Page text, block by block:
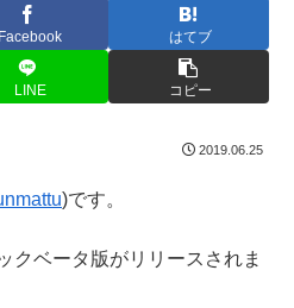
Facebook はてブ
LINE コピー
2019.06.25
)です。
クベータ版がリリースされま